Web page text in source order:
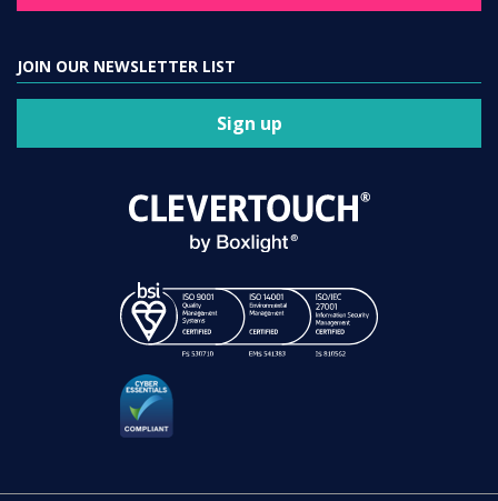
JOIN OUR NEWSLETTER LIST
Sign up